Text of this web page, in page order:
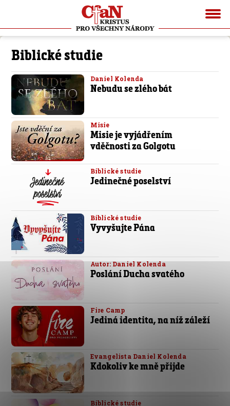
Biblické studie
Daniel Kolenda
Nebudu se zlého bát
Misie
Misie je vyjádřením
vděčnosti za Golgotu
Biblické studie
Jedinečné poselství
Biblické studie
Vyvyšujte Pána
Autor: Daniel Kolenda
Poslání Ducha svatého
Fire Camp
Jediná identita, na níž záleží
Evangelista Daniel Kolenda
Kdokoliv ke mně přijde
Biblické studie